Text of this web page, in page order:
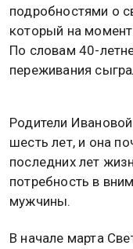
подробностями о
который на
По словам 40-
переживания
Родители
шесть лет, и она
последних лет
потребность в
мужчины.
В начале марта